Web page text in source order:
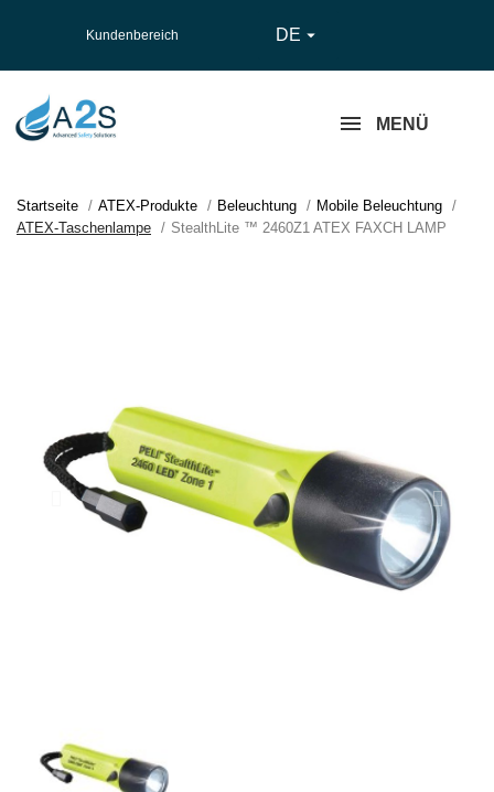
Kundenbereich DE 
MENÜ
Startseite ATEX-Produkte Beleuchtung
Mobile Beleuchtung
ATEX-Taschenlampe
StealthLite ™ 2460Z1 ATEX FAXCH LAMP